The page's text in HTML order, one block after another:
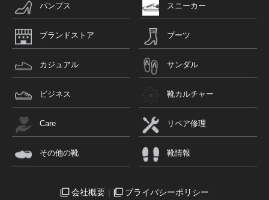
パンプス スニーカー
ブランドストア ブーツ
カジュアル サンダル
ビジネス 靴カルチャー
Care リペア修理
その他の靴 靴情報
会社概要 プライバシーポリシー